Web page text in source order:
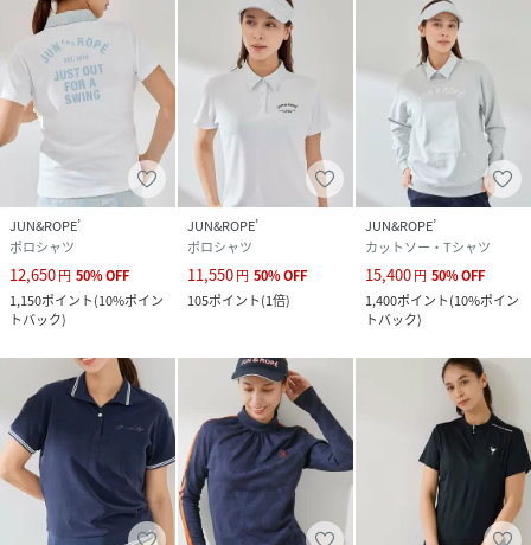
JUN&ROPE’
ポロシャツ
12,650円 50%OFF
1,150ポイント(10%ポイン
トバック)
JUN&ROPE’
ポロシャツ
11,550円 50%OFF
105ポイント(1倍)
JUN&ROPE’
カットソー・Tシャツ
15,400円 50%OFF
1,400ポイント(10%ポイン
トバック)